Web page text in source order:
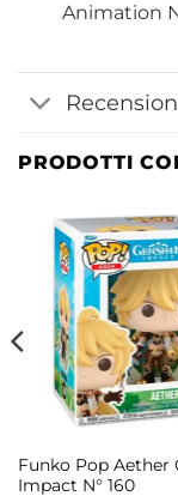
Animation
PRODOTTI
Funko Pop Aether
Impact N° 160